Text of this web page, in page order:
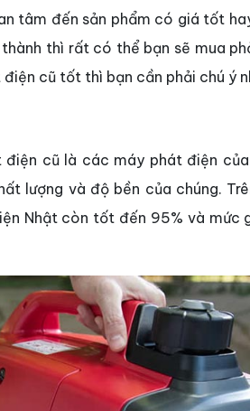
tâm đến sản phẩm có giá tốt
thì rất có thể bạn sẽ mua
cũ tốt thì bạn cần phải chú ý
cũ là các máy phát điện
lượng và độ bền của chúng.
Nhật còn tốt đến 95% và mức